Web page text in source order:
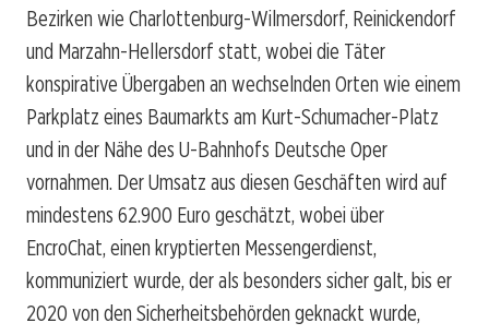
Bezirken wie Charlottenburg-Wilmersdorf, Reinickendorf
und Marzahn-Hellersdorf statt, wobei die Täter
konspirative Übergaben an wechselnden Orten wie einem
Parkplatz eines Baumarkts am Kurt-Schumacher-Platz
und in der Nähe des U-Bahnhofs Deutsche Oper
vornahmen. Der Umsatz aus diesen Geschäften wird auf
mindestens 62.900 Euro geschätzt, wobei über
EncroChat, einen kryptierten Messengerdienst,
kommuniziert wurde, der als besonders sicher galt, bis er
2020 von den Sicherheitsbehörden geknackt wurde,